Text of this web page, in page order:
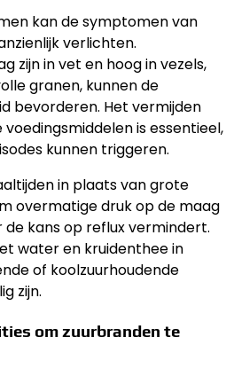
kan de symptomen van
verlichten.
zijn in vet en hoog in vezels,
granen, kunnen de
bevorderen. Het vermijden
is essentieel,
kunnen triggeren.
in plaats van grote
overmatige druk op de maag
kans op reflux vermindert.
water en kruidenthee in
of koolzuurhoudende
zijn.
om zuurbranden te